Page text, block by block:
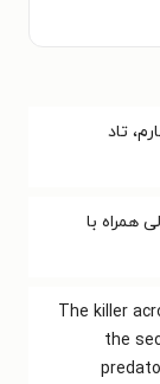
تاد
همراه با
The killer
the